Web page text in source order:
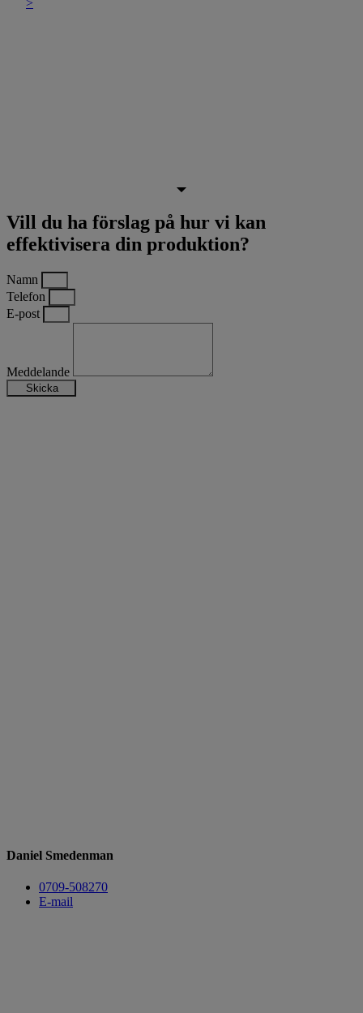
Vill du ha förslag på hur vi kan
effektivisera din produktion?
Namn
Telefon
E-post
Meddelande
Skicka
Daniel Smedenman
​​​​0709-508270
E-mail